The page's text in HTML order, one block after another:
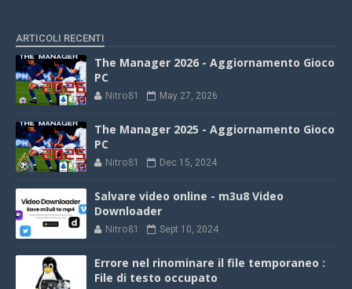
ARTICOLI RECENTI
The Manager 2026 - Aggiornamento Gioco
PC
Nitro81 May 27, 2026
The Manager 2025 - Aggiornamento Gioco
PC
Nitro81 Dec 15, 2024
Salvare video online - m3u8 Video
Downloader
Nitro81 Sept 10, 2024
Errore nel rinominare il file temporaneo :
File di testo occupato